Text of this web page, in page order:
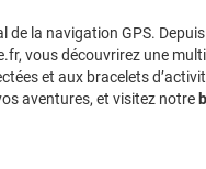
de la navigation GPS.
vous découvrirez une
et aux bracelets
aventures, et visitez notre